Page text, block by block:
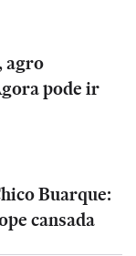
agro
pode ir
Buarque:
cansada